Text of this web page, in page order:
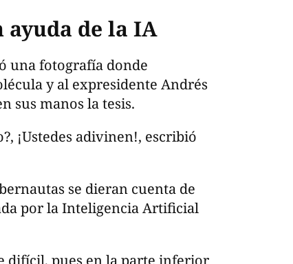
el video para lograr
para entregar la
ayuda de la IA
una fotografía donde